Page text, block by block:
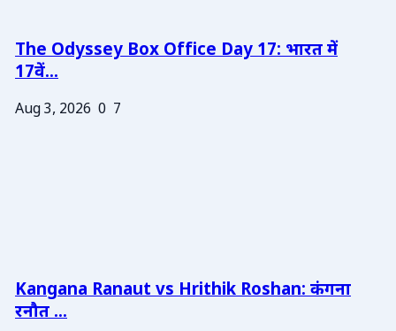
The Odyssey Box Office Day 17: भारत में
17वें...
Aug 3, 2026 0 7
Kangana Ranaut vs Hrithik Roshan: कंगना
रनौत ...